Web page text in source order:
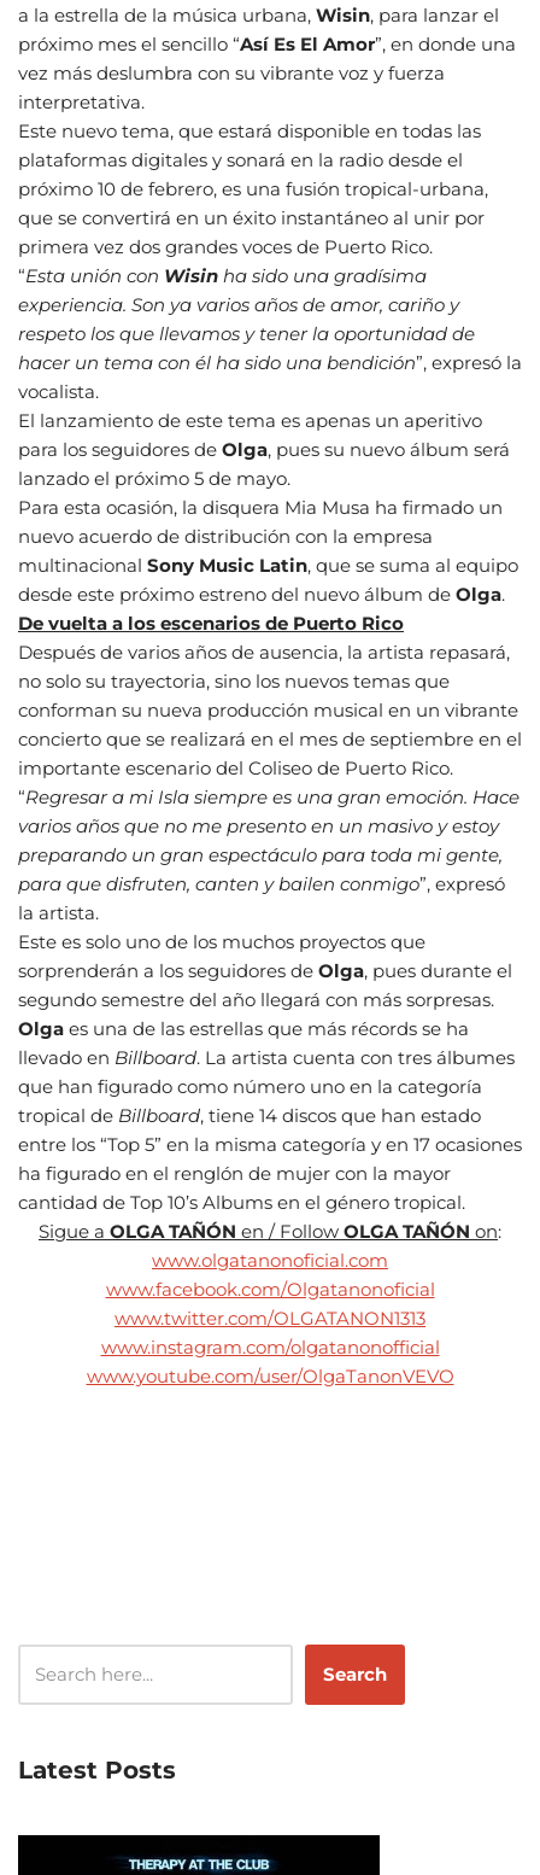
a la estrella de la música urbana, Wisin, para lanzar el
próximo mes el sencillo “Así Es El Amor”, en donde una
vez más deslumbra con su vibrante voz y fuerza
interpretativa.
Este nuevo tema, que estará disponible en todas las
plataformas digitales y sonará en la radio desde el
próximo 10 de febrero, es una fusión tropical-urbana,
que se convertirá en un éxito instantáneo al unir por
primera vez dos grandes voces de Puerto Rico.
“Esta unión con Wisin ha sido una gradísima
experiencia. Son ya varios años de amor, cariño y
respeto los que llevamos y tener la oportunidad de
hacer un tema con él ha sido una bendición”, expresó la
vocalista.
El lanzamiento de este tema es apenas un aperitivo
para los seguidores de Olga, pues su nuevo álbum será
lanzado el próximo 5 de mayo.
Para esta ocasión, la disquera Mia Musa ha firmado un
nuevo acuerdo de distribución con la empresa
multinacional Sony Music Latin, que se suma al equipo
desde este próximo estreno del nuevo álbum de Olga.
De vuelta a los escenarios de Puerto Rico
Después de varios años de ausencia, la artista repasará,
no solo su trayectoria, sino los nuevos temas que
conforman su nueva producción musical en un vibrante
concierto que se realizará en el mes de septiembre en el
importante escenario del Coliseo de Puerto Rico.
“Regresar a mi Isla siempre es una gran emoción. Hace
varios años que no me presento en un masivo y estoy
preparando un gran espectáculo para toda mi gente,
para que disfruten, canten y bailen conmigo”, expresó
la artista.
Este es solo uno de los muchos proyectos que
sorprenderán a los seguidores de Olga, pues durante el
segundo semestre del año llegará con más sorpresas.
Olga es una de las estrellas que más récords se ha
llevado en Billboard. La artista cuenta con tres álbumes
que han figurado como número uno en la categoría
tropical de Billboard, tiene 14 discos que han estado
entre los “Top 5” en la misma categoría y en 17 ocasiones
ha figurado en el renglón de mujer con la mayor
cantidad de Top 10’s Albums en el género tropical.
Sigue a OLGA TAÑÓN en / Follow OLGA TAÑÓN on:
www.olgatanonoficial.com
www.facebook.com/Olgatanonoficial
www.twitter.com/OLGATANON1313
www.instagram.com/olgatanonofficial
www.youtube.com/user/OlgaTanonVEVO
Search
Latest Posts